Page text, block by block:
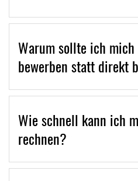
Warum sollte ich
bewerben statt direkt
Wie schnell kann ich
rechnen?